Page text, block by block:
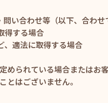
い合わせ等（以下、合わ
得する場合
、適法に取得する場合
られている場合または
とはございません。